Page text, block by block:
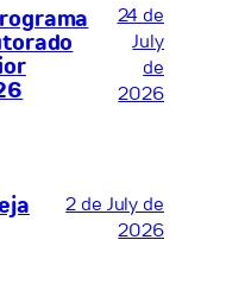
24 de
July
de
2026
2 de July de
2026